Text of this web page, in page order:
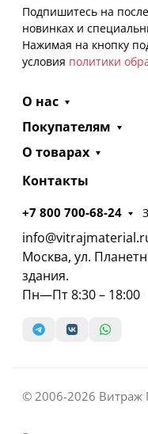
Подпишитесь на
новинках и
Нажимая на кнопку
условия политики
О нас
Покупателям
О товарах
Контакты
+7 800 700-68-24
Москва, ул.
здания.
Пн—Пт 8:30 – 18:00
© 2006-2026 Витраж